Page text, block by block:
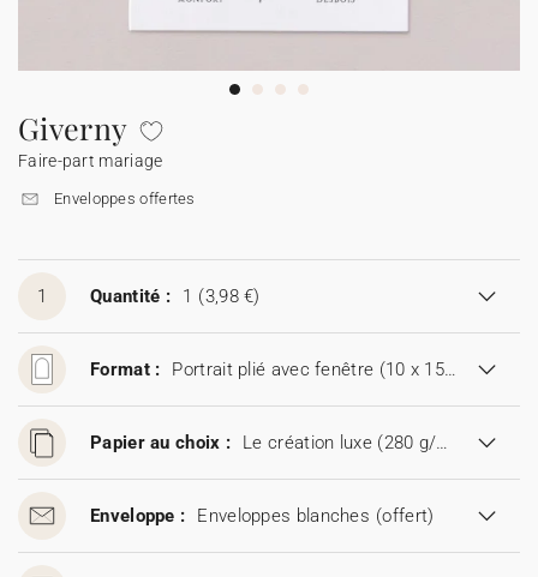
Guirlande à fanions
Étiquette feu de Bengale
Idées de textes
Collaborations
Cotton Bird x Main sauvage
Marque-page
Collaboration Cotton Bird x Bonton
Toutes les cartes de vœux
Toutes les cartes digitales
Codes promo
Fêtes & Occasions
Giverny
Faire-part mariage
Enveloppes offertes
1 Quantité : 1 (3,98 €)
Format : Portrait plié avec fenêtre (10 x 15 cm)
Papier au choix : Le création luxe (280 g/m²)
Enveloppe : Enveloppes blanches (offert)